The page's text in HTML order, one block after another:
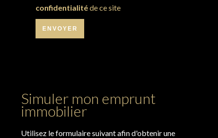
confidentialitéde ce site
ENVOYER
Simuler mon emprunt
immobilier
Utilisez le formulaire suivant afin d'obtenir une